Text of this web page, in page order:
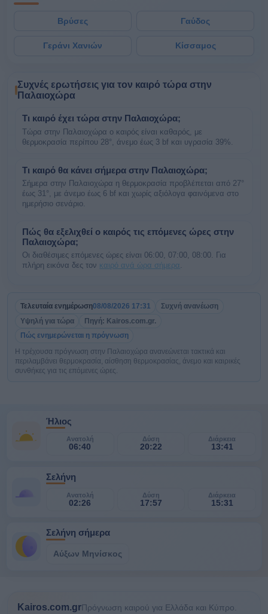
Βρύσες Γαύδος
Γεράνι Χανιών Κίσσαμος
Συχνές ερωτήσεις για τον καιρό τώρα στην
Παλαιοχώρα
Τι καιρό έχει τώρα στην Παλαιοχώρα;
Τώρα στην Παλαιοχώρα ο καιρός είναι καθαρός, με
θερμοκρασία περίπου 28°, άνεμο έως 3 bf και υγρασία 39%.
Τι καιρό θα κάνει σήμερα στην Παλαιοχώρα;
Σήμερα στην Παλαιοχώρα η θερμοκρασία προβλέπεται από 27°
έως 31°, με άνεμο έως 6 bf και χωρίς αξιόλογα φαινόμενα στο
ημερήσιο σενάριο.
Πώς θα εξελιχθεί ο καιρός τις επόμενες ώρες στην
Παλαιοχώρα;
Οι διαθέσιμες επόμενες ώρες είναι 06:00, 07:00, 08:00. Για
πλήρη εικόνα δες τον καιρό ανά ώρα σήμερα.
Τελευταία ενημέρωση08/08/2026 17:31 Συχνή ανανέωση
Υψηλή για τώρα Πηγή: Kairos.com.gr.
Πώς ενημερώνεται η πρόγνωση
Η τρέχουσα πρόγνωση στην Παλαιοχώρα ανανεώνεται τακτικά και
περιλαμβάνει θερμοκρασία, αίσθηση θερμοκρασίας, άνεμο και καιρικές
συνθήκες για τις επόμενες ώρες.
Ήλιος
Ανατολή
06:40
Δύση
20:22
Διάρκεια
13:41
Σελήνη
Ανατολή
02:26
Δύση
17:57
Διάρκεια
15:31
Σελήνη σήμερα
Αύξων Μηνίσκος
Kairos.com.grΠρόγνωση καιρού για Ελλάδα και Κύπρο.